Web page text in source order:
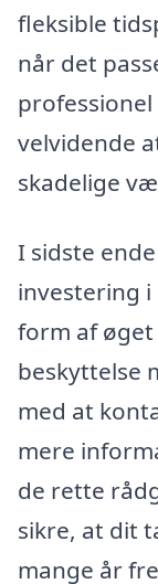
fleksible
når det
velvidende
skadelige
I sidste
investering
form af
beskyttelse
med at
mere
de rette
sikre, at dit
mange år